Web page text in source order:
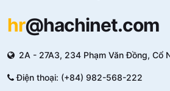
hr@hachinet.com
2A - 27A3, 234 Phạm Văn Đồng, Cổ
Điện thoại: (+84) 982-568-222